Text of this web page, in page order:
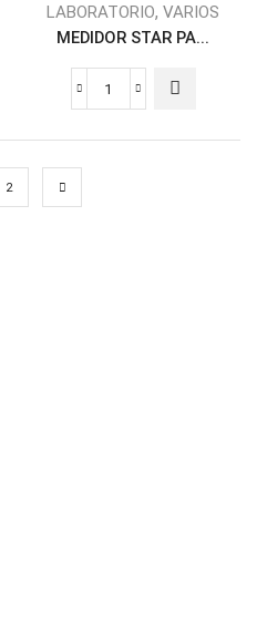
LABORATORIO, VARIOS
MEDIDOR STAR PA...
2